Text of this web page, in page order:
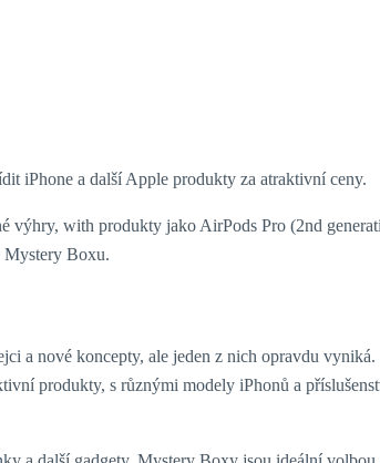
iPhone a další Apple produkty za atraktivní ceny.
výhry, with produkty jako AirPods Pro (2nd
Mystery Boxu.
a nové koncepty, ale jeden z nich opravdu
produkty, s různými modely iPhonů a